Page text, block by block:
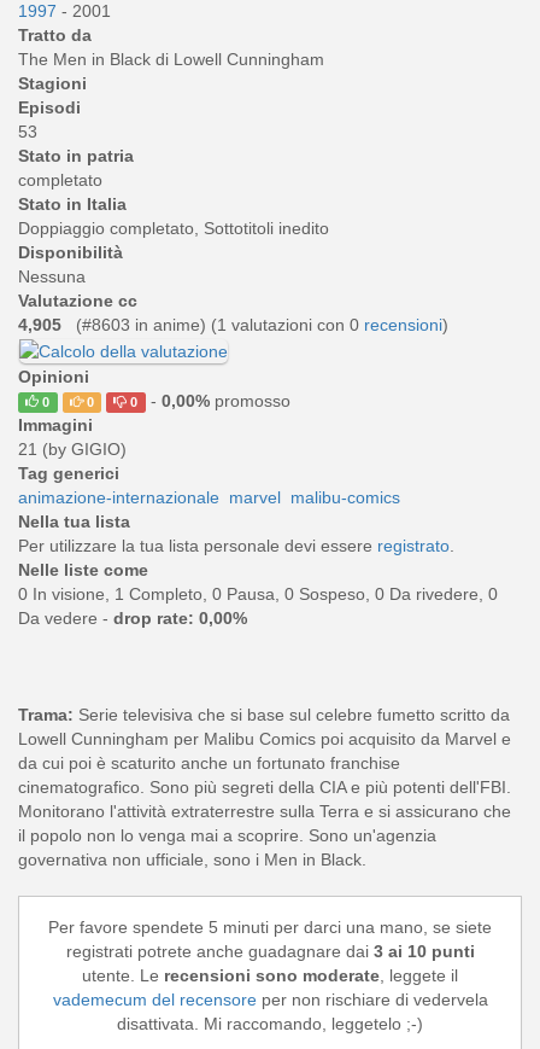
1997 - 2001
Tratto da
The Men in Black di Lowell Cunningham
Stagioni
Episodi
53
Stato in patria
completato
Stato in Italia
Doppiaggio completato, Sottotitoli inedito
Disponibilità
Nessuna
Valutazione cc
4,905
(#8603 in anime) (1 valutazioni con 0 recensioni)
Opinioni
0 0 0 - 0,00%promosso
Immagini
21 (by GIGIO)
Tag generici
animazione-internazionale marvel malibu-comics
Nella tua lista
Per utilizzare la tua lista personale devi essere registrato
Nelle liste come
0 In visione, 1 Completo, 0 Pausa, 0 Sospeso, 0 Da rivedere, 0
Da vedere - drop rate: 0,00%
Trama: Serie televisiva che si base sul celebre fumetto scritto da
Lowell Cunningham per Malibu Comics poi acquisito da Marvel e
da cui poi è scaturito anche un fortunato franchise
cinematografico. Sono più segreti della CIA e più potenti dell'FBI.
Monitorano l'attività extraterrestre sulla Terra e si assicurano che
il popolo non lo venga mai a scoprire. Sono un'agenzia
governativa non ufficiale, sono i Men in Black.
Per favore spendete 5 minuti per darci una mano, se siete
registrati potrete anche guadagnare dai 3 ai 10 punti
utente. Le recensioni sono moderate , leggete il
vademecum del recensoreper non rischiare di vedervela
disattivata. Mi raccomando, leggetelo ;-)